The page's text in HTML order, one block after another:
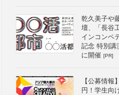
乾久美子や
壇、「長谷
インコンペ
記念 特別講
に開催 [PR]
【公募情報
円！学生向